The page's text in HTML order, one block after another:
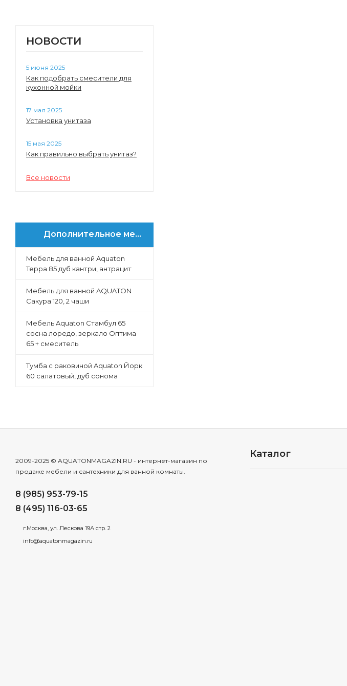
НОВОСТИ
5 июня 2025
Как подобрать смесители для
кухонной мойки
17 мая 2025
Установка унитаза
15 мая 2025
Как правильно выбрать унитаз?
Все новости
Дополнительное меню
Мебель для ванной Aquaton
Терра 85 дуб кантри, антрацит
Мебель для ванной AQUATON
Сакура 120, 2 чаши
Мебель Aquaton Стамбул 65
сосна лоредо, зеркало Оптима
65 + смеситель
Тумба с раковиной Aquaton Йорк
60 салатовый, дуб сонома
2009-2025 © AQUATONMAGAZIN.RU - интернет-магазин по
продаже мебели и сантехники для ванной комнаты.
8 (985) 953-79-15
8 (495) 116-03-65
г.Москва, ул. Лескова 19А стр. 2
info@aquatonmagazin.ru
Каталог